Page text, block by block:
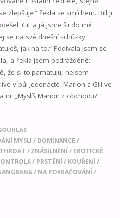
zlepšuje!“ řekla se smíchem. Bill ji
Gill a já jsme šli do mé
se na své dnešní schůzky,
jak na to.“ Podívala jsem se
a řekla jsem podrážděně:
že si to pamatuju, nejsem
v půl jedenácté, Marion a Gill ve
ni: „Myslíš Marion z obchodu?“
MYSLI / DOMINANCE /
/ ZNÁSILNĚNÍ / EROTICKÉ
/ PRSTĚNÍ / KOUŘENÍ /
/ NA POKRAČOVÁNÍ /